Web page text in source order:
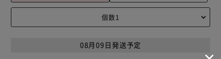
08月09日発送予定